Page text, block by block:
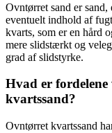
Ovntørret sand er
eventuelt indhold af
kvarts, som er en hård
mere slidstærkt og
grad af slidstyrke.
Hvad er
kvartssand?
Ovntørret kvartssand